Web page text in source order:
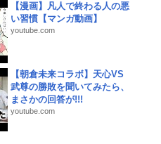
【漫画】凡人で終わる人の悪
い習慣【マンガ動画】
youtube.com
【朝倉未来コラボ】天心VS
武尊の勝敗を聞いてみたら、
まさかの回答が!!!
youtube.com